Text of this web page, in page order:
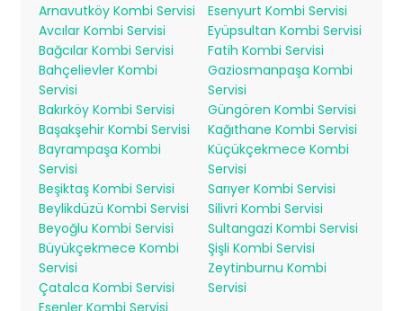
Arnavutköy Kombi Servisi
Avcılar Kombi Servisi
Bağcılar Kombi Servisi
Bahçelievler Kombi
Servisi
Bakırköy Kombi Servisi
Başakşehir Kombi Servisi
Bayrampaşa Kombi
Servisi
Beşiktaş Kombi Servisi
Beylikdüzü Kombi Servisi
Beyoğlu Kombi Servisi
Büyükçekmece Kombi
Servisi
Çatalca Kombi Servisi
Esenler Kombi Servisi
Esenyurt Kombi Servisi
Eyüpsultan Kombi Servisi
Fatih Kombi Servisi
Gaziosmanpaşa Kombi
Servisi
Güngören Kombi Servisi
Kağıthane Kombi Servisi
Küçükçekmece Kombi
Servisi
Sarıyer Kombi Servisi
Silivri Kombi Servisi
Sultangazi Kombi Servisi
Şişli Kombi Servisi
Zeytinburnu Kombi
Servisi